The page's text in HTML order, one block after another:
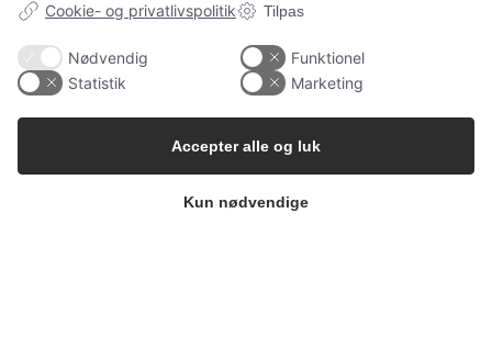
ms@babygarderoben.dk
Kærlige hilsner fra Mette fra Babygarderoben
Cookie- og privatlivspolitik Tilpas
Nødvendig
Funktionel
Statistik
Marketing
Kun nødvendige
Accepter alle og luk